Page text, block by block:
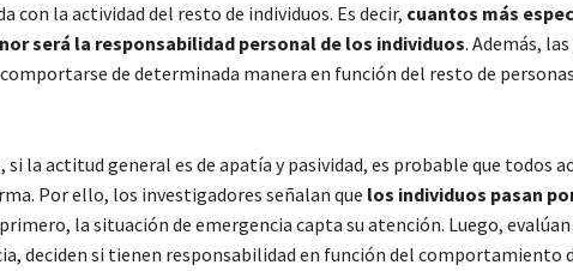
con la actividad del resto de individuos. Es decir, cuantos más
será la responsabilidad personal de los individuos. Además,
de determinada manera en función del resto de
la actitud general es de apatía y pasividad, es probable que todos
Por ello, los investigadores señalan que los individuos pasan
la situación de emergencia capta su atención. Luego, evalúan
deciden si tienen responsabilidad en función del comportamiento